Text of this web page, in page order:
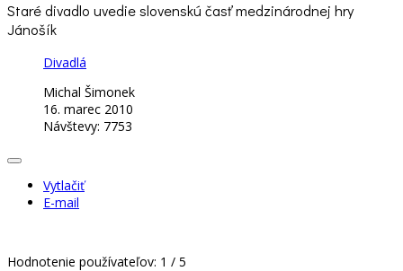
Staré divadlo uvedie slovenskú časť medzinárodnej hry
Jánošík
Divadlá
Michal Šimonek
16. marec 2010
Návštevy: 7753
Vytlačiť
E-mail
Hodnotenie používateľov: 1 / 5